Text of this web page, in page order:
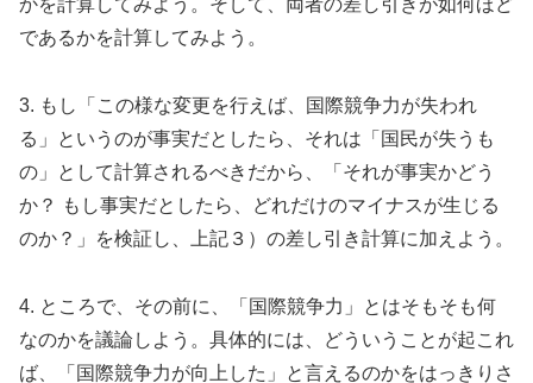
かを計算してみよう。そして、両者の差し引きが如何ほど
であるかを計算してみよう。
3. もし「この様な変更を行えば、国際競争力が失われ
る」というのが事実だとしたら、それは「国民が失うも
の」として計算されるべきだから、「それが事実かどう
か？ もし事実だとしたら、どれだけのマイナスが生じる
のか？」を検証し、上記３）の差し引き計算に加えよう。
4. ところで、その前に、「国際競争力」とはそもそも何
なのかを議論しよう。具体的には、どういうことが起これ
ば、「国際競争力が向上した」と言えるのかをはっきりさ